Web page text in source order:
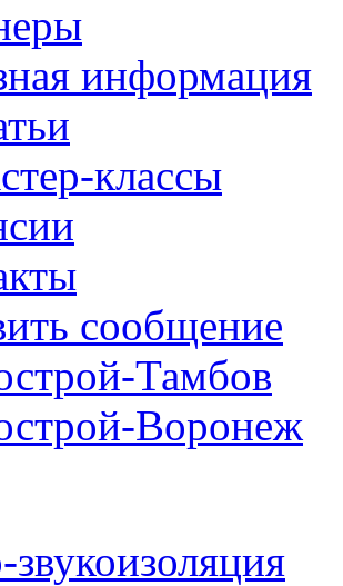
информация
классы
сообщение
Тамбов
Воронеж
звукоизоляция